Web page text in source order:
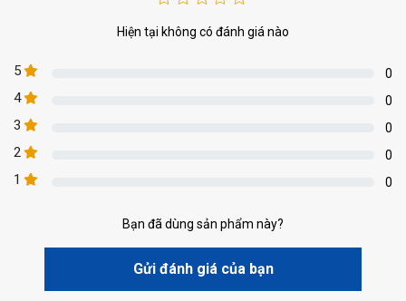
Hiện tại không có đánh giá nào
5 0
4 0
3 0
2 0
1 0
Bạn đã dùng sản phẩm này?
Gửi đánh giá của bạn